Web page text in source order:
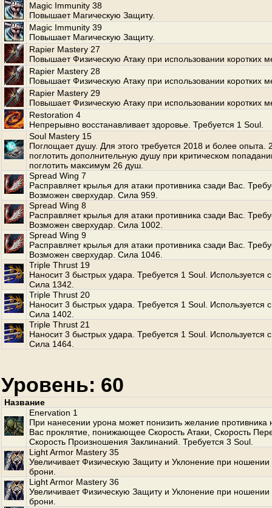
Magic Immunity 38
Повышает Магическую Защиту.
Magic Immunity 39
Повышает Магическую Защиту.
Rapier Mastery 27
Повышает Физическую Атаку при использовании коротких
Rapier Mastery 28
Повышает Физическую Атаку при использовании коротких
Rapier Mastery 29
Повышает Физическую Атаку при использовании коротких
Restoration 4
Непрерывно восстанавливает здоровье. Требуется 1 Soul.
Soul Mastery 15
Поглощает душу. Для этого требуется 2018 и более опыта.
поглотить дополнительную душу при критическом
поглотить максимум 26 душ.
Spread Wing 7
Расправляет крылья для атаки противника сзади Вас.
Возможен сверхудар. Сила 959.
Spread Wing 8
Расправляет крылья для атаки противника сзади Вас.
Возможен сверхудар. Сила 1002.
Spread Wing 9
Расправляет крылья для атаки противника сзади Вас.
Возможен сверхудар. Сила 1046.
Triple Thrust 19
Наносит 3 быстрых удара. Требуется 1 Soul. Используется
Сила 1342.
Triple Thrust 20
Наносит 3 быстрых удара. Требуется 1 Soul. Используется
Сила 1402.
Triple Thrust 21
Наносит 3 быстрых удара. Требуется 1 Soul. Используется
Сила 1464.
Уровень: 60
Название
Enervation 1
При нанесении урона может понизить желание противника
Вас проклятие, понижающее Скорость Атаки, Скорость
Скорость Произношения Заклинаний. Требуется 3 Soul.
Light Armor Mastery 35
Увеличивает Физическую Защиту и Уклонение при ношении
брони.
Light Armor Mastery 36
Увеличивает Физическую Защиту и Уклонение при ношении
брони.